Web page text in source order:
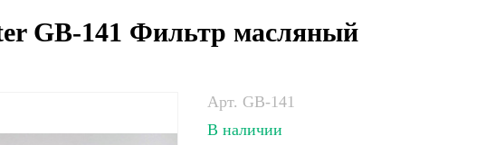
GB-141 Фильтр масляный
Арт. GB-141
В наличии